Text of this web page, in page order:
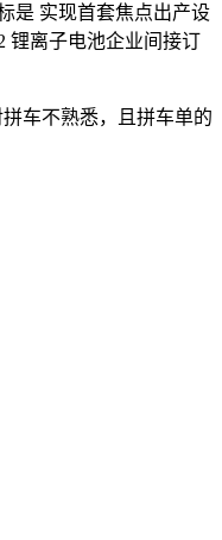
是 实现首套焦点出产设
锂离子电池企业间接订
车不熟悉，且拼车单的